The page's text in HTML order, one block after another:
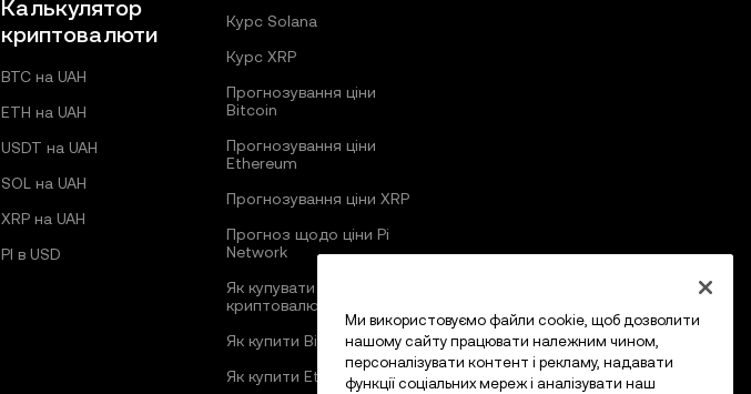
Калькулятор
криптовалюти
BTC на UAH
ETH на UAH
USDT на UAH
SOL на UAH
XRP на UAH
PI в USD
Курс Solana
Курс XRP
Прогнозування ціни
Bitcoin
Прогнозування ціни
Ethereum
Прогнозування ціни XRP
Прогноз щодо ціни Pi
Network
Як купувати
криптовалюту
Як купити Bitcoin
Як купити Ethereum
Ми використовуємо файли cookie, щоб дозволити
нашому сайту працювати належним чином,
персоналізувати контент і рекламу, надавати
функції соціальних мереж і аналізувати наш